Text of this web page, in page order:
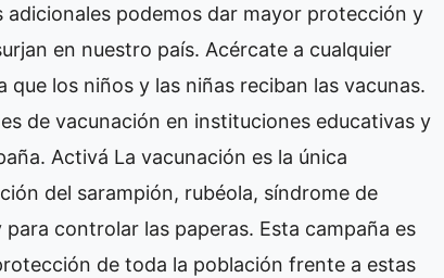
podemos dar mayor protección y
en nuestro país. Acércate a cualquier
los niños y las niñas reciban las vacunas.
de vacunación en instituciones educativas y
Activá La vacunación es la única
del sarampión, rubéola, síndrome de
controlar las paperas. Esta campaña es
de toda la población frente a estas